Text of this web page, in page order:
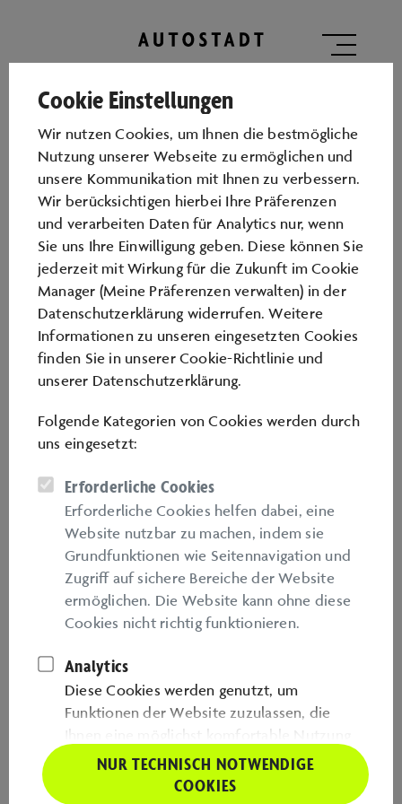
Vorfreudeplaner
Ihre Daten
Anrede
Vorname *
Nachname*
E-Mail Adresse wiederholen*
Telefonnummer*
Pflichtangabe
WEITER
Cookie Einstellungen
Wir nutzen Cookies, um Ihnen die bestmögliche
Nutzung unserer Webseite zu ermöglichen und
unsere Kommunikation mit Ihnen zu verbessern.
Wir berücksichtigen hierbei Ihre Präferenzen
und verarbeiten Daten für Analytics nur, wenn
Sie uns Ihre Einwilligung geben. Diese können Sie
jederzeit mit Wirkung für die Zukunft im Cookie
Manager (Meine Präferenzen verwalten) in der
Datenschutzerklärung widerrufen. Weitere
Informationen zu unseren eingesetzten Cookies
finden Sie in unserer Cookie-Richtlinieund
unserer Datenschutzerklärung.
Folgende Kategorien von Cookies werden durch
uns eingesetzt:
Erforderliche Cookies
Erforderliche Cookies helfen dabei, eine
Website nutzbar zu machen, indem sie
Grundfunktionen wie Seitennavigation und
Zugriﬀ auf sichere Bereiche der Website
ermöglichen. Die Website kann ohne diese
Cookies nicht richtig funktionieren.
Analytics
Diese Cookies werden genutzt, um
Funktionen der Website zuzulassen, die
Ihnen eine möglichst komfortable Nutzung
ermöglichen. Diese Cookies sammeln
Informationen darüber, wie Sie unsere
NUR TECHNISCH NOTWENDIGE
COOKIES